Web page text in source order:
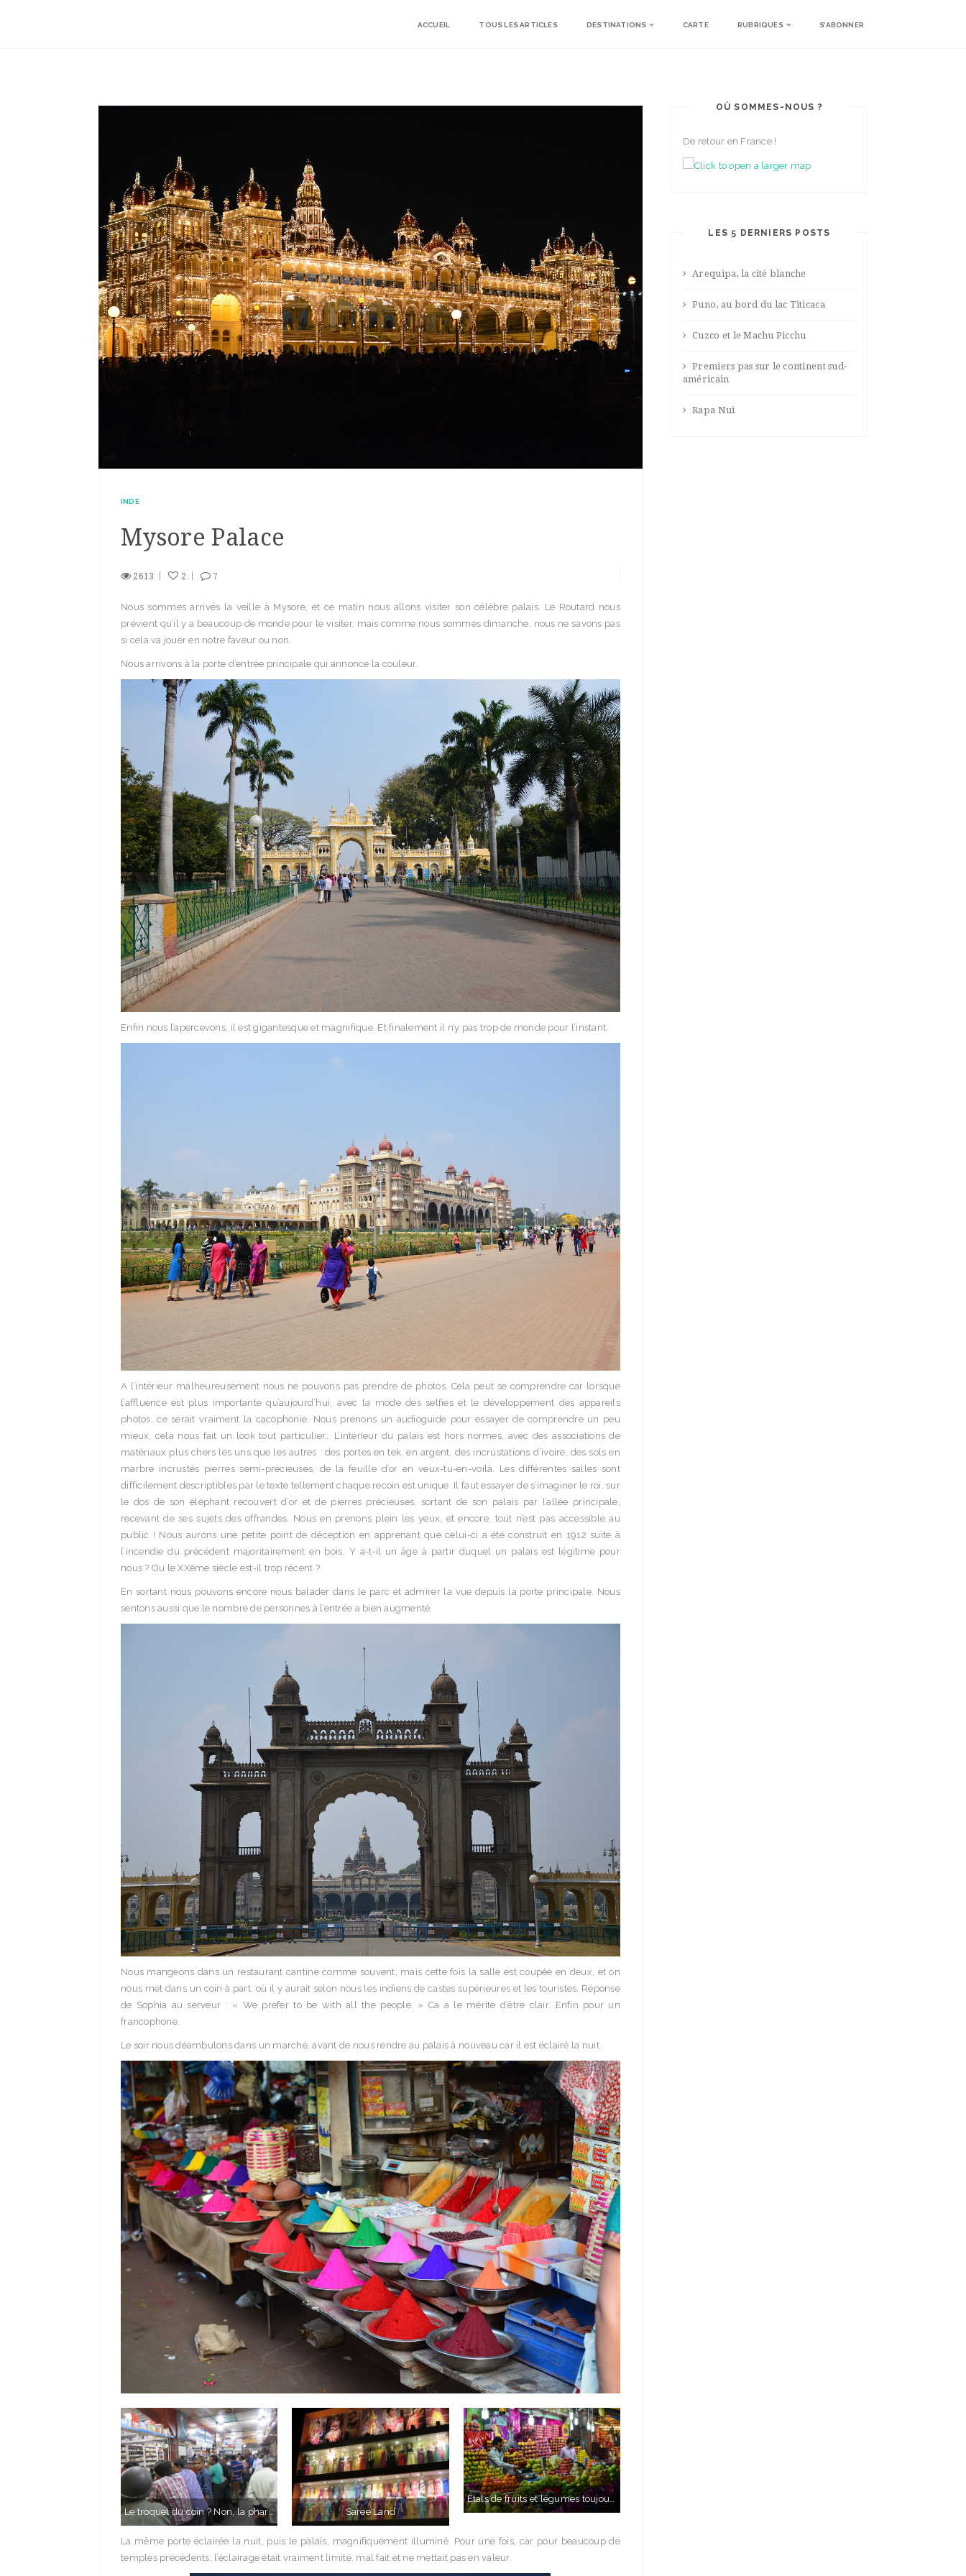
ACCUEIL TOUS LES ARTICLES DESTINATIONS CARTE RUBRIQUES S’ABONNER
INDE
Mysore Palace
2613 2 7
Nous sommes arrivés la veille à Mysore, et ce matin nous allons visiter son célèbre palais. Le Routard nous
prévient qu’il y a beaucoup de monde pour le visiter, mais comme nous sommes dimanche, nous ne savons pas
si cela va jouer en notre faveur ou non.
Nous arrivons à la porte d’entrée principale qui annonce la couleur.
Enfin nous l’apercevons, il est gigantesque et magnifique. Et finalement il n’y pas trop de monde pour l’instant.
A l’intérieur malheureusement nous ne pouvons pas prendre de photos. Cela peut se comprendre car lorsque
l’affluence est plus importante qu’aujourd’hui, avec la mode des selfies et le développement des appareils
photos, ce serait vraiment la cacophonie. Nous prenons un audioguide pour essayer de comprendre un peu
mieux, cela nous fait un look tout particulier… L’intérieur du palais est hors normes, avec des associations de
matériaux plus chers les uns que les autres : des portes en tek, en argent, des incrustations d’ivoire, des sols en
marbre incrustés pierres semi-précieuses, de la feuille d’or en veux-tu-en-voilà. Les différentes salles sont
difficilement descriptibles par le texte tellement chaque recoin est unique. Il faut essayer de s’imaginer le roi, sur
le dos de son éléphant recouvert d’or et de pierres précieuses, sortant de son palais par l’allée principale,
recevant de ses sujets des offrandes. Nous en prenons plein les yeux, et encore, tout n’est pas accessible au
public ! Nous aurons une petite point de déception en apprenant que celui-ci a été construit en 1912 suite à
l’incendie du précédent majoritairement en bois. Y a-t-il un âge à partir duquel un palais est légitime pour
nous ? Ou le XXème siècle est-il trop récent ?
En sortant nous pouvons encore nous balader dans le parc et admirer la vue depuis la porte principale. Nous
sentons aussi que le nombre de personnes à l’entrée a bien augmenté.
Nous mangeons dans un restaurant cantine comme souvent, mais cette fois la salle est coupée en deux, et on
nous met dans un coin à part, où il y aurait selon nous les indiens de castes supérieures et les touristes. Réponse
de Sophia au serveur : « We prefer to be with all the people. » Ca a le mérite d’être clair. Enfin pour un
francophone.
Le soir nous déambulons dans un marché, avant de nous rendre au palais à nouveau car il est éclairé la nuit.
Le troquet du coin ? Non, la pharmcie ! Saree Land
Etals de fruits et légumes toujours aussi présentés !
La même porte éclairée la nuit, puis le palais, magnifiquement illuminé. Pour une fois, car pour beaucoup de
temples précédents, l’éclairage était vraiment limité, mal fait et ne mettait pas en valeur.
OÙ SOMMES-NOUS ?
De retour en France !
LES 5 DERNIERS POSTS
Arequipa, la cité blanche
Puno, au bord du lac Titicaca
Cuzco et le Machu Picchu
Premiers pas sur le continent sud-
américain
Rapa Nui